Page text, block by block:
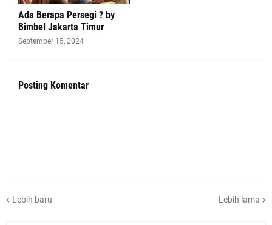
Ada Berapa Persegi ? by
Bimbel Jakarta Timur
September 15, 2024
Posting Komentar
Lebih baru Lebih lama